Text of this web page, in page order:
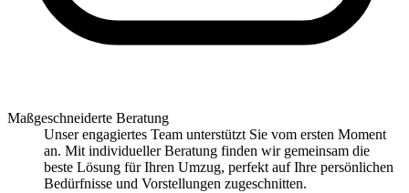
Maßgeschneiderte Beratung
Unser engagiertes Team unterstützt Sie vom ersten Moment
an. Mit individueller Beratung finden wir gemeinsam die
beste Lösung für Ihren Umzug, perfekt auf Ihre persönlichen
Bedürfnisse und Vorstellungen zugeschnitten.